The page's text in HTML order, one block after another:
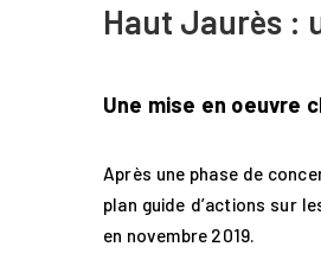
Haut Jaurès :
Une mise en oeuvre
Après une phase de
plan guide d’actions sur
en novembre 2019.